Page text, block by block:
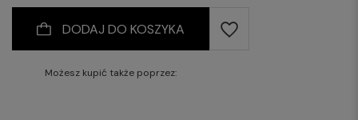
DODAJ DO KOSZYKA
Możesz kupić także poprzez: